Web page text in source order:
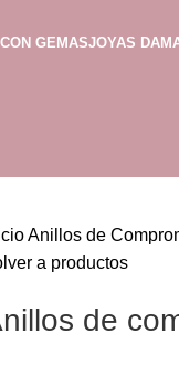
GEMASJOYAS
Anillos de
a productos
de